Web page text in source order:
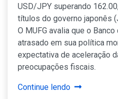
USD/JPY superando
títulos do governo japonês
O MUFG avalia que o
atrasado em sua política
expectativa de aceleração
preocupações fiscais.
Continue lendo